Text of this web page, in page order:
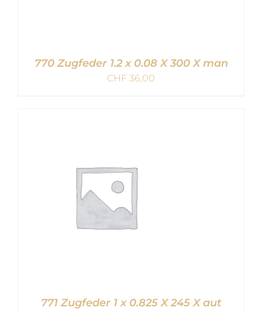
770 Zugfeder 1.2 x 0.08 X 300 X man
CHF 36,00
771 Zugfeder 1 x 0.825 X 245 X aut